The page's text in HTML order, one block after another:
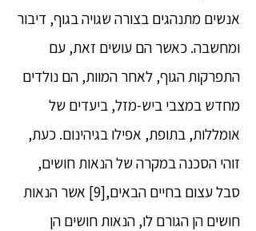
אנשים מתנהגים בצורה שגויה בגוף, דיבור
ומחשבה. כאשר הם עושים זאת, עם
התפרקות הגוף, לאחר המוות, הם נולדים
מחדש במצבי ביש-מזל, ביעדים של
אומללות, בתופת, אפילו בגיהינום. כעת,
זוהי הסכנה במקרה של הנאות חושים,
סבל עצום בחיים הבאים,[9] אשר הנאות
חושים הן הגורם לו, הנאות חושים הן